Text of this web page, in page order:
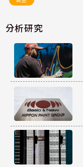
分析研究